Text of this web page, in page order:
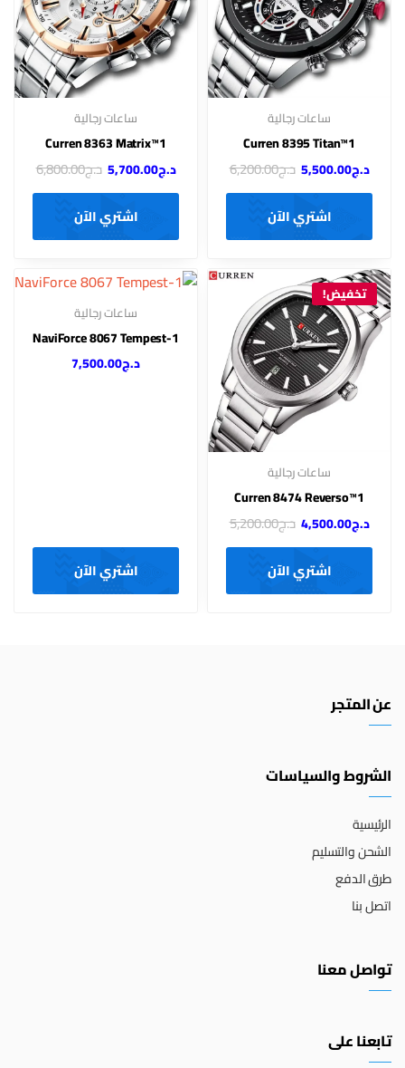
ساعات رجالية
Curren 8395 Titan™1
د.ج5,500.00 د.ج6,200.00
اشتري الآن
ساعات رجالية
Curren 8363 Matrix™1
د.ج5,700.00 د.ج6,800.00
اشتري الآن
تخفيض!
ساعات رجالية
Curren 8474 Reverso™1
د.ج4,500.00 د.ج5,200.00
اشتري الآن
ساعات رجالية
NaviForce 8067 Tempest-1
د.ج7,500.00
اشتري الآن
عن المتجر
الشروط والسياسات
الرئيسية
الشحن والتسليم
طرق الدفع
اتصل بنا
تواصل معنا
تابعنا على